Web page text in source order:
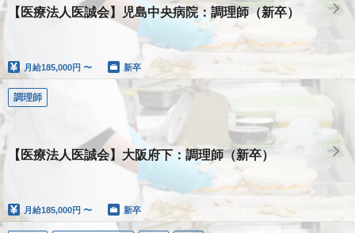
【医療法人医誠会】児島中央病院：調理師（新卒）
月給185,000円 〜 新卒
調理師
【医療法人医誠会】大阪府下：調理師（新卒）
月給185,000円 〜 新卒